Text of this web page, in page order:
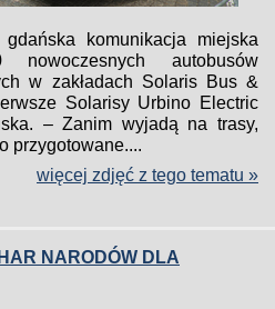
komunikacja miejska
autobusów
w zakładach Solaris Bus &
Solarisy Urbino Electric
– Zanim wyjadą na trasy,
przygotowane....
więcej zdjęć z tego tematu »
NARODÓW DLA